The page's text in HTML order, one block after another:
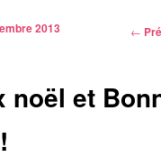
←
noël et
2013